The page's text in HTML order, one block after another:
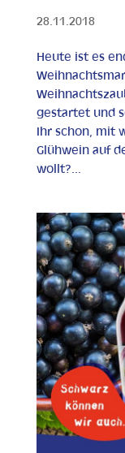
28.11.2018
Heute ist es
gestartet und
Ihr schon, mit
Glühwein auf
wollt?...